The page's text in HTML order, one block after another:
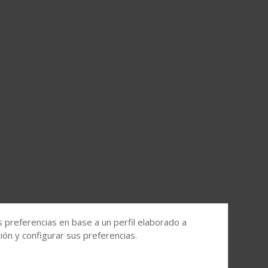
en base a un perfil elaborado a
y configurar sus preferencias.